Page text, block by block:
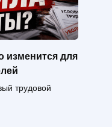
изменится для
трудовой